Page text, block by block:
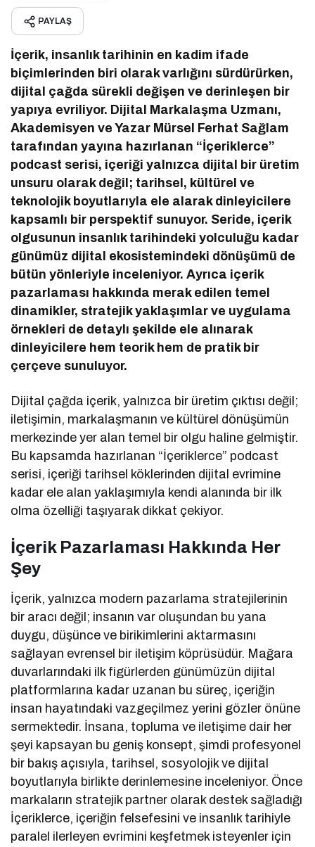
PAYLAŞ
İçerik, insanlık tarihinin en kadim ifade
biçimlerinden biri olarak varlığını sürdürürken,
dijital çağda sürekli değişen ve derinleşen bir
yapıya evriliyor. Dijital Markalaşma Uzmanı,
Akademisyen ve Yazar Mürsel Ferhat Sağlam
tarafından yayına hazırlanan “İçeriklerce”
podcast serisi, içeriği yalnızca dijital bir üretim
unsuru olarak değil; tarihsel, kültürel ve
teknolojik boyutlarıyla ele alarak dinleyicilere
kapsamlı bir perspektif sunuyor. Seride, içerik
olgusunun insanlık tarihindeki yolculuğu kadar
günümüz dijital ekosistemindeki dönüşümü de
bütün yönleriyle inceleniyor. Ayrıca içerik
pazarlaması hakkında merak edilen temel
dinamikler, stratejik yaklaşımlar ve uygulama
örnekleri de detaylı şekilde ele alınarak
dinleyicilere hem teorik hem de pratik bir
çerçeve sunuluyor.
Dijital çağda içerik, yalnızca bir üretim çıktısı değil;
iletişimin, markalaşmanın ve kültürel dönüşümün
merkezinde yer alan temel bir olgu haline gelmiştir.
Bu kapsamda hazırlanan “İçeriklerce” podcast
serisi, içeriği tarihsel köklerinden dijital evrimine
kadar ele alan yaklaşımıyla kendi alanında bir ilk
olma özelliği taşıyarak dikkat çekiyor.
İçerik Pazarlaması Hakkında Her
Şey
İçerik, yalnızca modern pazarlama stratejilerinin
bir aracı değil; insanın var oluşundan bu yana
duygu, düşünce ve birikimlerini aktarmasını
sağlayan evrensel bir iletişim köprüsüdür. Mağara
duvarlarındaki ilk figürlerden günümüzün dijital
platformlarına kadar uzanan bu süreç, içeriğin
insan hayatındaki vazgeçilmez yerini gözler önüne
sermektedir. İnsana, topluma ve iletişime dair her
şeyi kapsayan bu geniş konsept, şimdi profesyonel
bir bakış açısıyla, tarihsel, sosyolojik ve dijital
boyutlarıyla birlikte derinlemesine inceleniyor. Önce
markaların stratejik partner olarak destek sağladığı
İçeriklerce, içeriğin felsefesini ve insanlık tarihiyle
paralel ilerleyen evrimini keşfetmek isteyenler için